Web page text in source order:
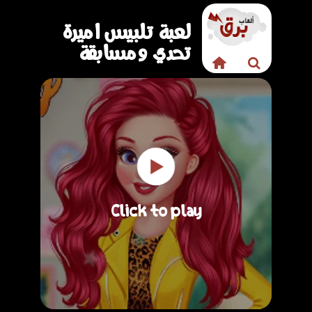
لعبة تلبيس اميرة
تحدي ومسابقة
Click to play